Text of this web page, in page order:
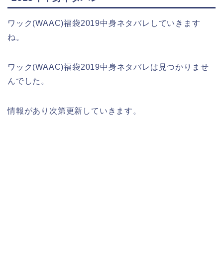
ワック(WAAC)福袋2019中身ネタバレしていきます
ね。
ワック(WAAC)福袋2019中身ネタバレは見つかりませ
んでした。
情報があり次第更新していきます。